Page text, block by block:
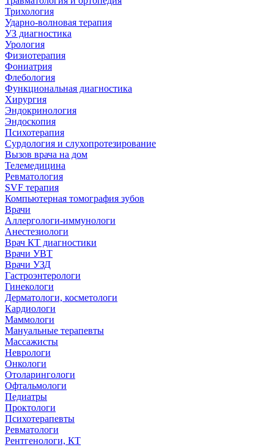
Трихология
Ударно-волновая терапия
УЗ диагностика
Урология
Физиотерапия
Фониатрия
Флебология
Функциональная диагностика
Хирургия
Эндокринология
Эндоскопия
Психотерапия
Сурдология и слухопротезирование
Вызов врача на дом
Телемедицина
Ревматология
SVF терапия
Компьютерная томография зубов
Врачи
Аллергологи-иммунологи
Анестезиологи
Врач КТ диагностики
Врачи УВТ
Врачи УЗД
Гастроэнтерологи
Гинекологи
Дерматологи, косметологи
Кардиологи
Маммологи
Мануальные терапевты
Массажисты
Неврологи
Онкологи
Отоларингологи
Офтальмологи
Педиатры
Проктологи
Психотерапевты
Ревматологи
Рентгенологи, КТ